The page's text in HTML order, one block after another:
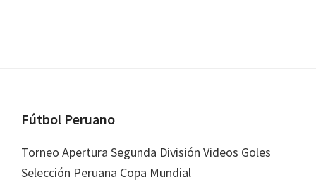
Footer
Fútbol Peruano
Torneo Apertura Segunda División Videos Goles
Selección Peruana Copa Mundial